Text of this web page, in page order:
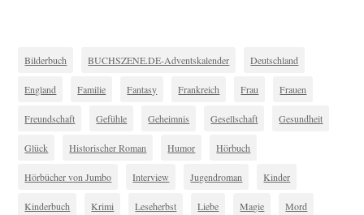
Bilderbuch BUCHSZENE.DE-Adventskalender Deutschland
England Familie Fantasy Frankreich Frau Frauen
Freundschaft Gefühle Geheimnis Gesellschaft Gesundheit
Glück Historischer Roman Humor Hörbuch
Hörbücher von Jumbo Interview Jugendroman Kinder
Kinderbuch Krimi Leseherbst Liebe Magie Mord